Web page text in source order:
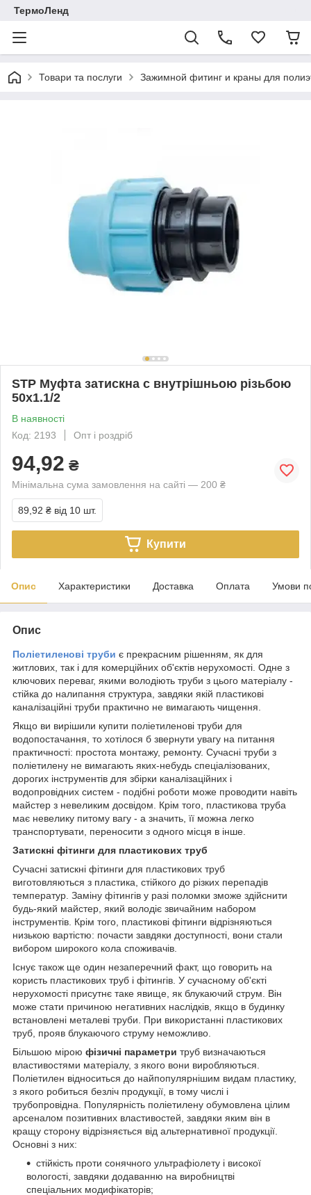
ТермоЛенд
Товари та послуги Зажимной фитинг и краны для
STP Муфта затискна c внутрішньою різьбою
50х1.1/2
В наявності
Код: 2193
Опт і роздріб
94,92 ₴
Мінімальна сума замовлення на сайті — 200 ₴
89,92 ₴ від 10 шт.
Купити
Опис Характеристики Доставка Оплата Умови
Опис
Поліетиленові труби є прекрасним рішенням, як для
житлових, так і для комерційних об'єктів нерухомості. Одне з
ключових переваг, якими володіють труби з цього матеріалу -
стійка до налипання структура, завдяки якій пластикові
каналізаційні труби практично не вимагають чищення.
Якщо ви вирішили купити поліетиленові труби для
водопостачання, то хотілося б звернути увагу на питання
практичності: простота монтажу, ремонту. Сучасні труби з
поліетилену не вимагають яких-небудь спеціалізованих,
дорогих інструментів для збірки каналізаційних і
водопровідних систем - подібні роботи може проводити навіть
майстер з невеликим досвідом. Крім того, пластикова труба
має невелику питому вагу - а значить, її можна легко
транспортувати, переносити з одного місця в інше.
Затискні фітинги для пластикових труб
Сучасні затискні фітинги для пластикових труб
виготовляються з пластика, стійкого до різких перепадів
температур. Заміну фітингів у разі поломки зможе здійснити
будь-який майстер, який володіє звичайним набором
інструментів. Крім того, пластикові фітинги відрізняються
низькою вартістю: почасти завдяки доступності, вони стали
вибором широкого кола споживачів.
Існує також ще один незаперечний факт, що говорить на
користь пластикових труб і фітингів. У сучасному об'єкті
нерухомості присутнє таке явище, як блукаючий струм. Він
може стати причиною негативних наслідків, якщо в будинку
встановлені металеві труби. При використанні пластикових
труб, прояв блукаючого струму неможливо.
Більшою мірою фізичні параметри труб визначаються
властивостями матеріалу, з якого вони виробляються.
Поліетилен відноситься до найпопулярнішим видам пластику,
з якого робиться безліч продукції, в тому числі і
трубопровідна. Популярність поліетилену обумовлена цілим
арсеналом позитивних властивостей, завдяки яким він в
кращу сторону відрізняється від альтернативної продукції.
Основні з них:
стійкість проти сонячного ультрафіолету і високої
вологості, завдяки додаванню на виробництві
спеціальних модифікаторів;